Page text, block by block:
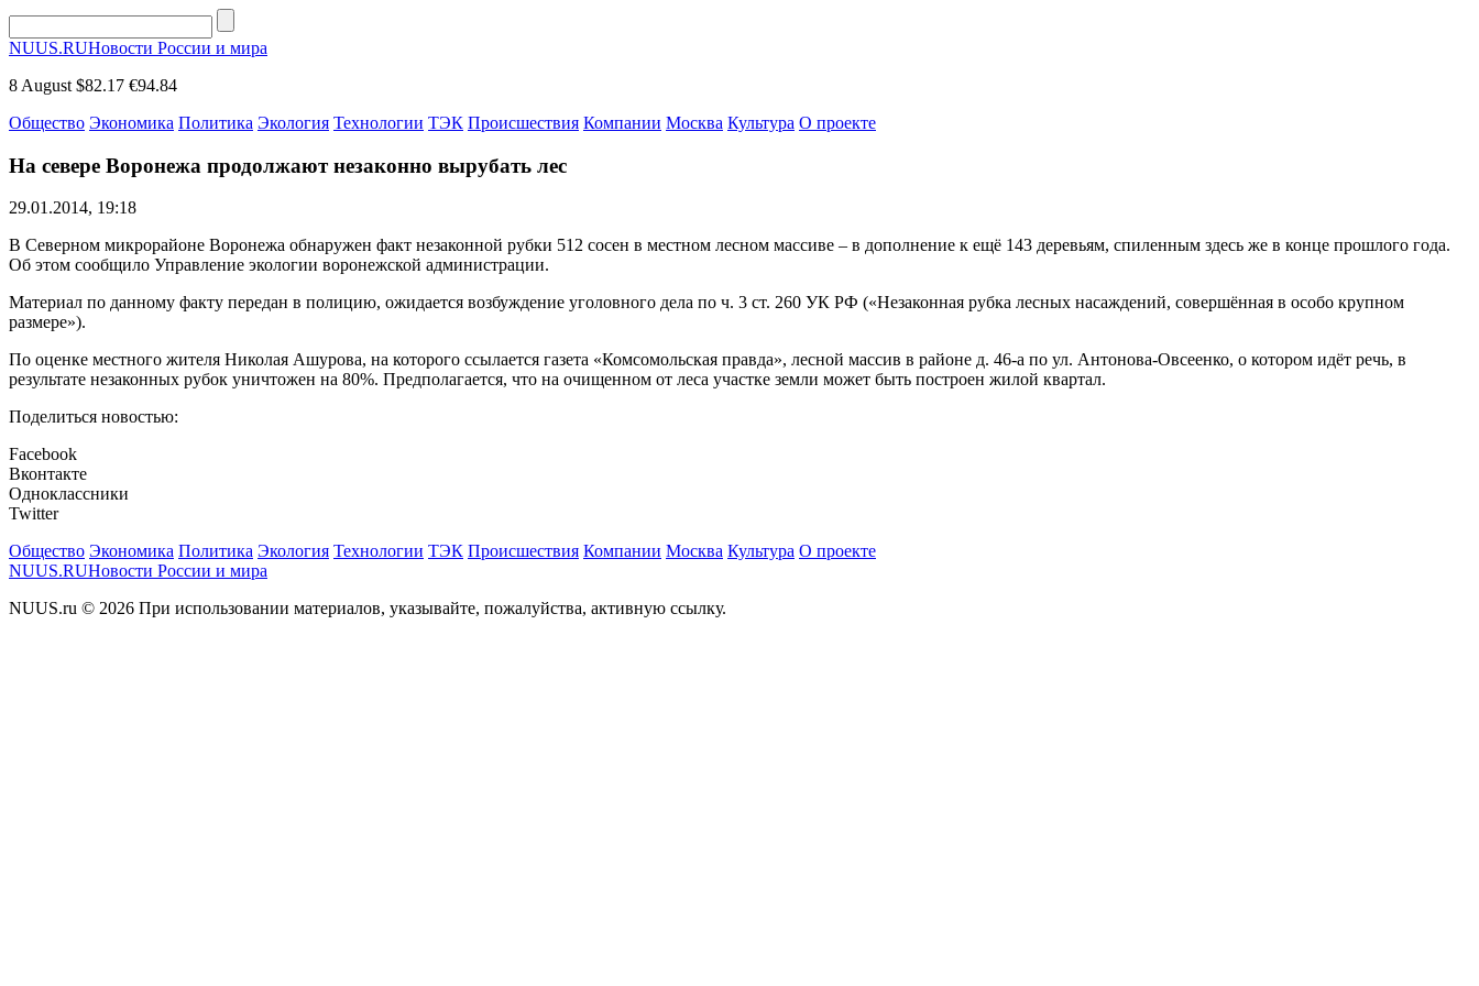
NUUS.RUНовости России и мира
8 August $82.17 €94.84
Общество Экономика Политика Экология Технологии ТЭК Происшествия Компании Москва Культура О проекте
На севере Воронежа продолжают незаконно вырубать лес
29.01.2014, 19:18
В Северном микрорайоне Воронежа обнаружен факт незаконной рубки 512 сосен в местном лесном массиве – в дополнение к ещё 143 деревьям, спиленным здесь же в конце прошлого года.
Об этом сообщило Управление экологии воронежской администрации.
Материал по данному факту передан в полицию, ожидается возбуждение уголовного дела по ч. 3 ст. 260 УК РФ («Незаконная рубка лесных насаждений, совершённая в особо крупном
размере»).
По оценке местного жителя Николая Ашурова, на которого ссылается газета «Комсомольская правда», лесной массив в районе д. 46-а по ул. Антонова-Овсеенко, о котором идёт речь, в
результате незаконных рубок уничтожен на 80%. Предполагается, что на очищенном от леса участке земли может быть построен жилой квартал.
Поделиться новостью:
Facebook
Вконтакте
Одноклассники
Twitter
Общество Экономика Политика Экология Технологии ТЭК Происшествия Компании Москва Культура О проекте
NUUS.RUНовости России и мира
NUUS.ru © 2026 При использовании материалов, указывайте, пожалуйства, активную ссылку.